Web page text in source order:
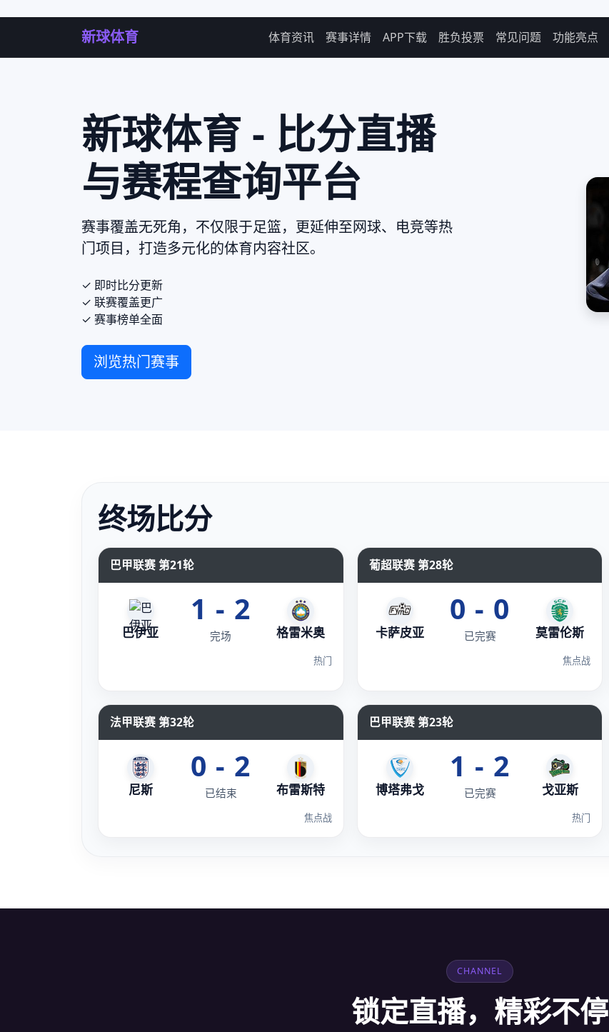
新球体育 体育资讯 赛事详情 APP下载 胜负投票 常见问题 功能亮点
新球体育 - 比分直播
与赛程查询平台
赛事覆盖无死角，不仅限于足篮，更延伸至网球、电竞等热
门项目，打造多元化的体育内容社区。
✓ 即时比分更新
✓ 联赛覆盖更广
✓ 赛事榜单全面
浏览热门赛事
终场比分
巴甲联赛 第21轮
巴伊亚
1 - 2
完场 格雷米奥
热门
葡超联赛 第28轮
卡萨皮亚
0 - 0
已完赛 莫雷伦斯
焦点战
法甲联赛 第32轮
尼斯
0 - 2
已结束 布雷斯特
焦点战
巴甲联赛 第23轮
博塔弗戈
1 - 2
已完赛 戈亚斯
热门
CHANNEL
锁定直播，精彩不停